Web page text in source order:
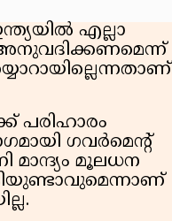
എല്ലാ
പരിഹാരം
ഗവർമെൻ്റ്
മാന്ദ്യം മൂലധന